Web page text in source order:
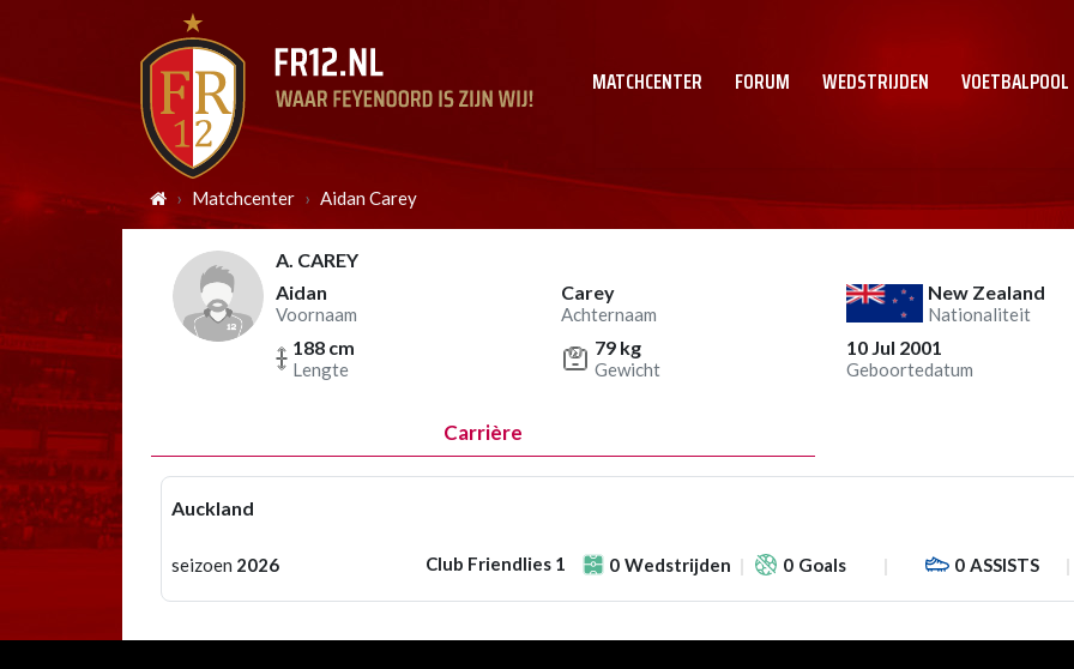
MATCHCENTER FORUM WEDSTRIJDEN VOETBALPOOL
Matchcenter Aidan Carey
A. CAREY
Aidan
Voornaam
Carey
Achternaam
New Zealand
Nationaliteit
188 cm
Lengte
79 kg
Gewicht
10 Jul 2001
Geboortedatum
Carrière
Auckland
seizoen 2026 Club Friendlies 1 0 Wedstrijden 0 Goals 0 ASSISTS